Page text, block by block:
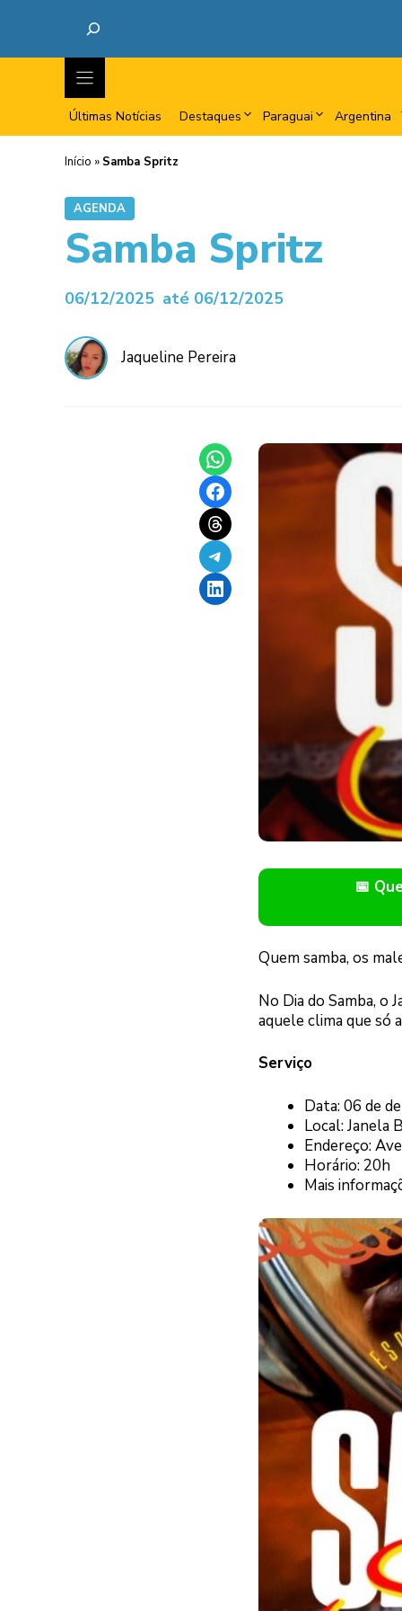
Últimas Notícias Destaques Paraguai Argentina
Início » Samba Spritz
AGENDA
Samba Spritz
06/12/2025 até 06/12/2025
Jaqueline Pereira
Share on WhatsApp
Share on Facebook
Share on Threads
Share on Telegram
Share on LinkedIn
📅
Quem samba, os
No Dia do Samba, o
aquele clima que só
Serviço
Data: 06 de
Local: Janela
Endereço:
Horário: 20h
Mais